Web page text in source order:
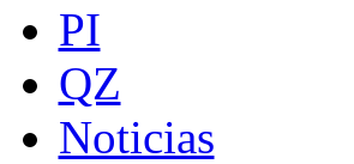
PI
QZ
Noticias